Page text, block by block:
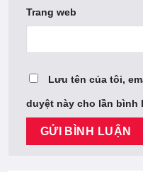
Trang web
Lưu tên của tôi,
duyệt này cho lần bình